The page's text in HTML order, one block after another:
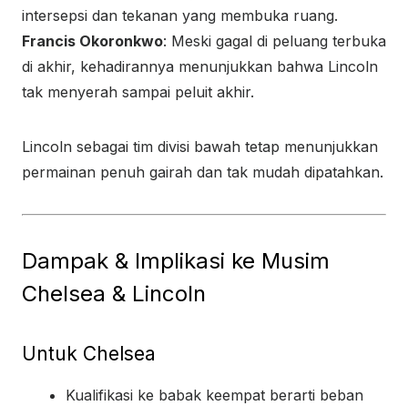
intersepsi dan tekanan yang membuka ruang.
Francis Okoronkwo: Meski gagal di peluang terbuka
di akhir, kehadirannya menunjukkan bahwa Lincoln
tak menyerah sampai peluit akhir.
Lincoln sebagai tim divisi bawah tetap menunjukkan
permainan penuh gairah dan tak mudah dipatahkan.
Dampak & Implikasi ke Musim
Chelsea & Lincoln
Untuk Chelsea
Kualifikasi ke babak keempat berarti beban